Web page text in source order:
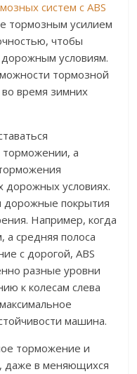
систем с ABS
тормозным усилием
чтобы
условиям.
тормозной
время зимних
а
дорожных условиях.
покрытия
Например, когда
а средняя полоса
с дорогой, ABS
разные уровни
к колесам слева
машина.
торможение и
даже в меняющихся